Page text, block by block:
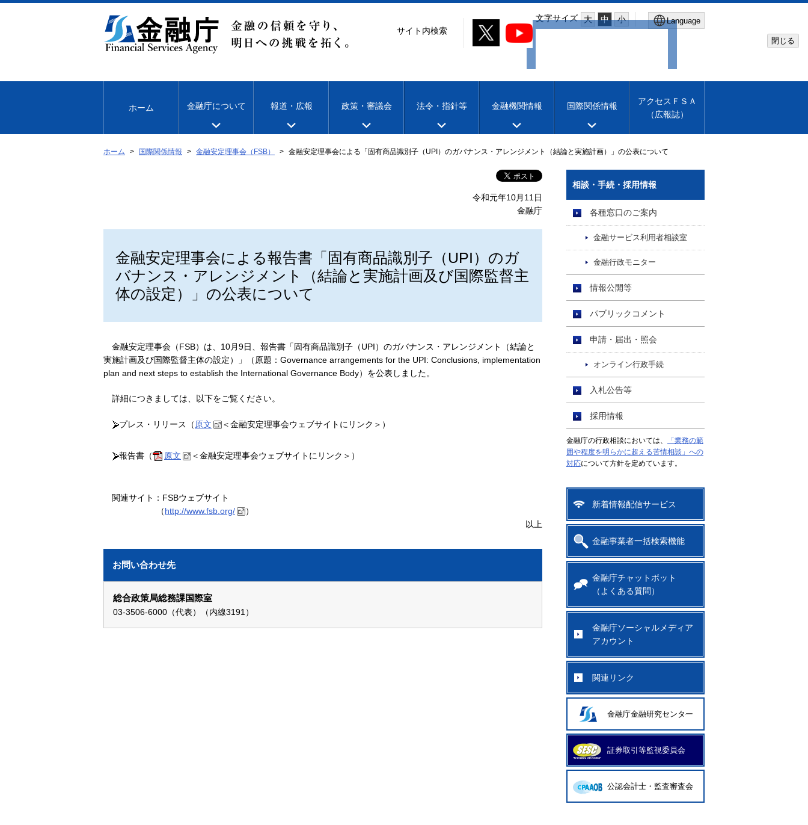
文
移
文字サイズ 大 中 小 Language
Machine translation
閉じる
サイト内検索
ホーム 金融庁について 報道・広報 政策・審議会 法令・指針等 金融機関情報 国際関係情報
アクセスＦＳＡ
（広報誌）
ホーム 国際関係情報 金融安定理事会（FSB） 金融安定理事会による「固有商品識別子（UPI）のガバナンス・アレンジメント（結論と実施計画）」の公表について
令和元年10月11日
金融庁
金融安定理事会による報告書「固有商品識別子（UPI）のガ
バナンス・アレンジメント（結論と実施計画及び国際監督主
体の設定）」の公表について
金融安定理事会（FSB）は、10月9日、報告書「固有商品識別子（UPI）のガバナンス・アレンジメント（結論と
実施計画及び国際監督主体の設定）」（原題：Governance arrangements for the UPI: Conclusions, implementation
plan and next steps to establish the International Governance Body）を公表しました。
詳細につきましては、以下をご覧ください。
プレス・リリース（ 原文 ＜金融安定理事会ウェブサイトにリンク＞）
報告書（ 原文 ＜金融安定理事会ウェブサイトにリンク＞）
関連サイト：FSBウェブサイト
（http://www.fsb.org/
）
以上
お問い合わせ先
総合政策局総務課国際室
03-3506-6000（代表）（内線3191）
相談・手続・採用情報
各種窓口のご案内
金融サービス利用者相談室
金融行政モニター
情報公開等
パブリックコメント
申請・届出・照会
オンライン行政手続
入札公告等
採用情報
金融庁の行政相談においては、
「業務の範
囲や程度を明らかに超える苦情相談」への
対応について方針を定めています。
新着情報配信サービス
金融事業者一括検索機能
金融庁チャットボット
（よくある質問）
金融庁ソーシャルメディア
アカウント
関連リンク
金融庁金融研究センター
証券取引等監視委員会
公認会計士・監査審査会